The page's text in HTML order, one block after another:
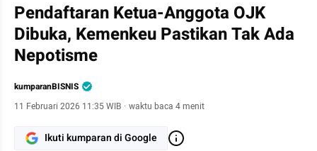
Pendaftaran Ketua-Anggota OJK
Dibuka, Kemenkeu Pastikan Tak Ada
Nepotisme
kumparanBISNIS
11 Februari 2026 11:35 WIB · waktu baca 4 menit
Ikuti kumparan di Google